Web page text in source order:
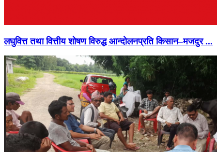
लघुवित्त तथा वित्तीय शोषण विरुद्ध आन्दोलनप्रति किसान–मजदुर ...